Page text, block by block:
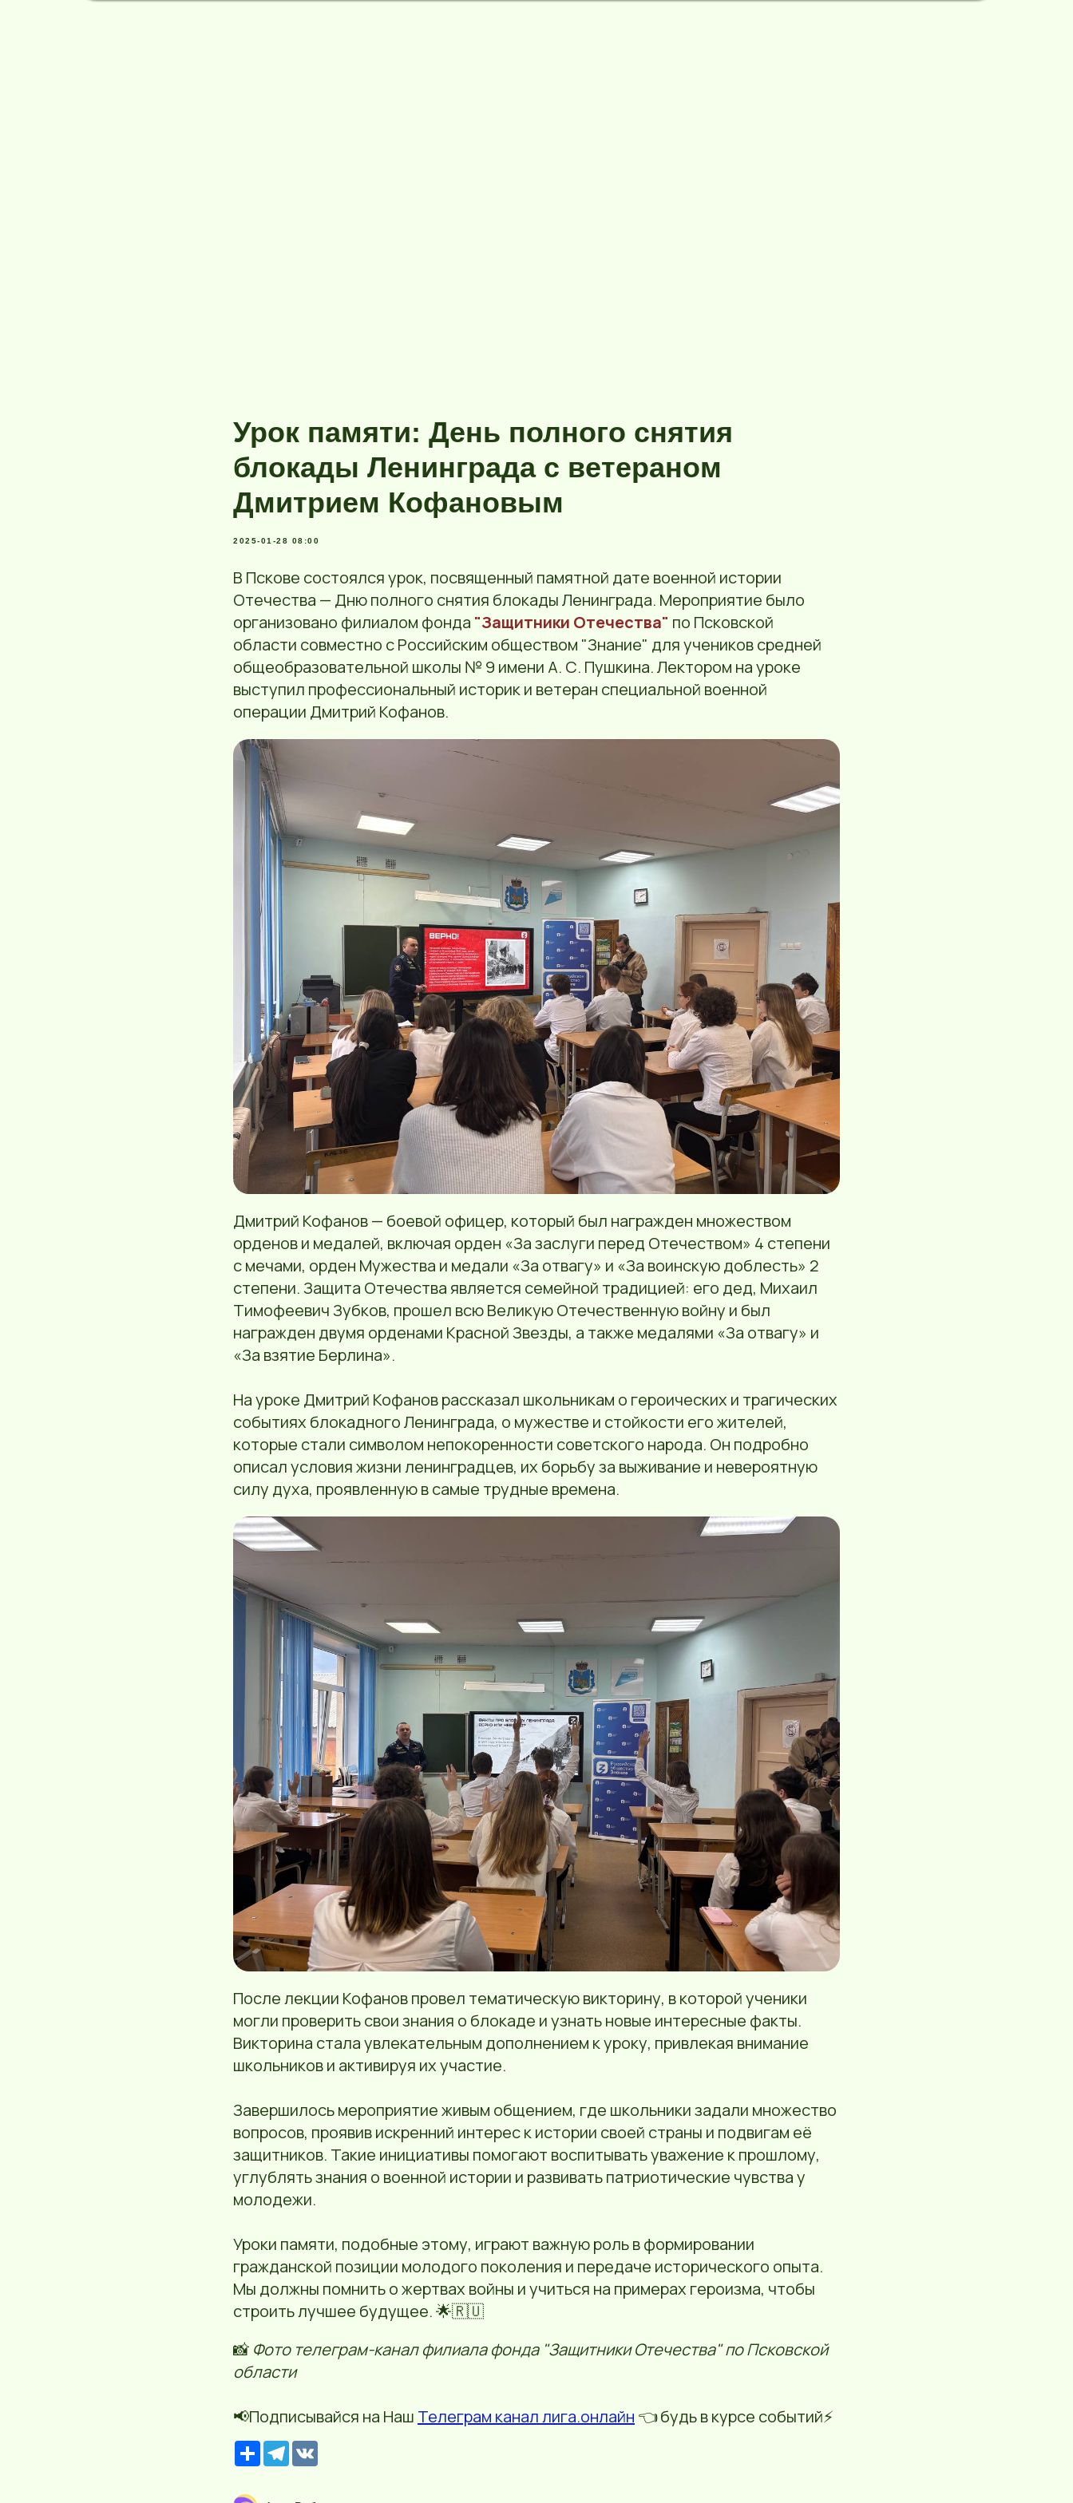
Урок памяти: День полного снятия
блокады Ленинграда с ветераном
Дмитрием Кофановым
2025-01-28 08:00
В Пскове состоялся урок, посвященный памятной дате военной истории
Отечества — Дню полного снятия блокады Ленинграда. Мероприятие было
организовано филиалом фонда "Защитники Отечества" по Псковской
области совместно с Российским обществом "Знание" для учеников средней
общеобразовательной школы № 9 имени А. С. Пушкина. Лектором на уроке
выступил профессиональный историк и ветеран специальной военной
операции Дмитрий Кофанов.
Дмитрий Кофанов — боевой офицер, который был награжден множеством
орденов и медалей, включая орден «За заслуги перед Отечеством» 4 степени
с мечами, орден Мужества и медали «За отвагу» и «За воинскую доблесть» 2
степени. Защита Отечества является семейной традицией: его дед, Михаил
Тимофеевич Зубков, прошел всю Великую Отечественную войну и был
награжден двумя орденами Красной Звезды, а также медалями «За отвагу» и
«За взятие Берлина».
На уроке Дмитрий Кофанов рассказал школьникам о героических и трагических
событиях блокадного Ленинграда, о мужестве и стойкости его жителей,
которые стали символом непокоренности советского народа. Он подробно
описал условия жизни ленинградцев, их борьбу за выживание и невероятную
силу духа, проявленную в самые трудные времена.
После лекции Кофанов провел тематическую викторину, в которой ученики
могли проверить свои знания о блокаде и узнать новые интересные факты.
Викторина стала увлекательным дополнением к уроку, привлекая внимание
школьников и активируя их участие.
Завершилось мероприятие живым общением, где школьники задали множество
вопросов, проявив искренний интерес к истории своей страны и подвигам её
защитников. Такие инициативы помогают воспитывать уважение к прошлому,
углублять знания о военной истории и развивать патриотические чувства у
молодежи.
Уроки памяти, подобные этому, играют важную роль в формировании
гражданской позиции молодого поколения и передаче исторического опыта.
Мы должны помнить о жертвах войны и учиться на примерах героизма, чтобы
строить лучшее будущее. 🌟🇷🇺
📸 Фото телеграм-канал филиала фонда "Защитники Отечества" по Псковской
области
📢Подписывайся на Наш Телеграм канал лига.онлайн 👈 будь в курсе событий⚡️
Р
е
с
р
T
e
l
g